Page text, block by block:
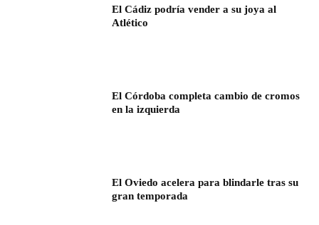
El Cádiz podría vender a su joya al
Atlético
El Córdoba completa cambio de cromos
en la izquierda
El Oviedo acelera para blindarle tras su
gran temporada